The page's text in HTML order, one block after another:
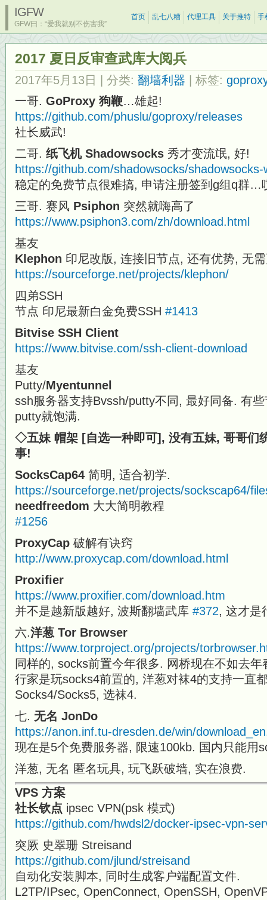
IGFW
GFW曰：“爱我就别不伤害我”
首页 乱七八糟 代理工具 关于推特 手
2017 夏日反审查武库大阅兵
2017年5月13日 | 分类: 翻墙利器 | 标签:
一哥. GoProxy 狗鞭…雄起!
https://github.com/phuslu/goproxy/releases
社长威武!
二哥. 纸飞机 Shadowsocks 秀才变流氓, 好!
https://github.com/shadowsocks/
稳定的免费节点很难搞, 申请注册签到g组q群…
三哥. 赛风 Psiphon 突然就嗨高了
https://www.psiphon3.com/zh/download.html
基友
Klephon 印尼改版, 连接旧节点, 还有优势, 无
https://sourceforge.net/projects/klephon/
四弟SSH
节点 印尼最新白金免费SSH #1413
Bitvise SSH Client
https://www.bitvise.com/ssh-client-download
基友
Putty/Myentunnel
ssh服务器支持Bvssh/putty不同, 最好同备. 有
putty就饱满.
◇五妹 帽架 [自选一种即可], 没有五妹, 哥哥们
事!
SocksCap64 简明, 适合初学.
https://sourceforge.net/projects/sockscap64/
needfreedom 大大简明教程
#1256
ProxyCap 破解有诀窍
http://www.proxycap.com/download.html
Proxifier
https://www.proxifier.com/download.htm
并不是越新版越好, 波斯翻墙武库 #372, 这才是
六.洋葱 Tor Browser
https://www.torproject.org/projects/
同样的, socks前置今年很多. 网桥现在不如去年
行家是玩socks4前置的, 洋葱对袜4的支持一直
Socks4/Socks5, 选袜4.
七. 无名 JonDo
https://anon.inf.tu-dresden.de/win/
现在是5个免费服务器, 限速100kb. 国内只能用
洋葱, 无名 匿名玩具, 玩飞跃破墙, 实在浪费.
VPS 方案
社长钦点 ipsec VPN(psk 模式)
https://github.com/hwdsl2/docker-ipsec-vpn-
突厥 史翠珊 Streisand
https://github.com/jlund/streisand
自动化安装脚本, 同时生成客户端配置文件.
L2TP/IPsec, OpenConnect, OpenSSH,